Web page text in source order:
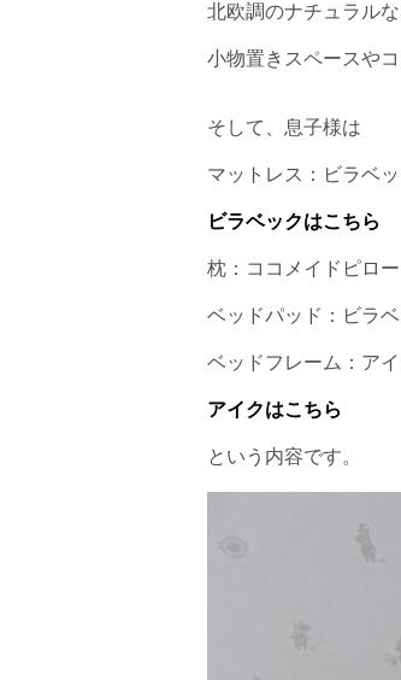
北欧調のナチュラル
小物置きスペースや
そして、息子様は
マットレス：ビラベ
ビラベックはこちら
枕：ココメイドピロー
ベッドパッド：ビラベ
ベッドフレーム：アイ
アイクはこちら
という内容です。